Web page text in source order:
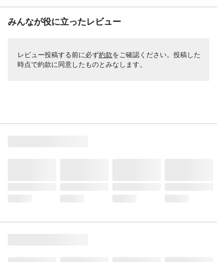
みんなが役に立ったレビュー
レビュー投稿する前に必ず約款をご確認ください。投稿した
時点で約款に同意したものとみなします。